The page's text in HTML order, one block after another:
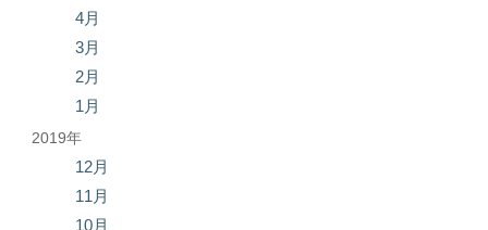
4月
3月
2月
1月
2019年
12月
11月
10月